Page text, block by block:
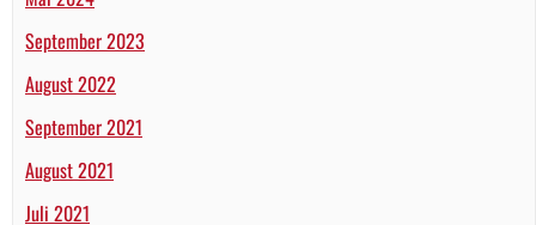
September 2023
August 2022
September 2021
August 2021
Juli 2021